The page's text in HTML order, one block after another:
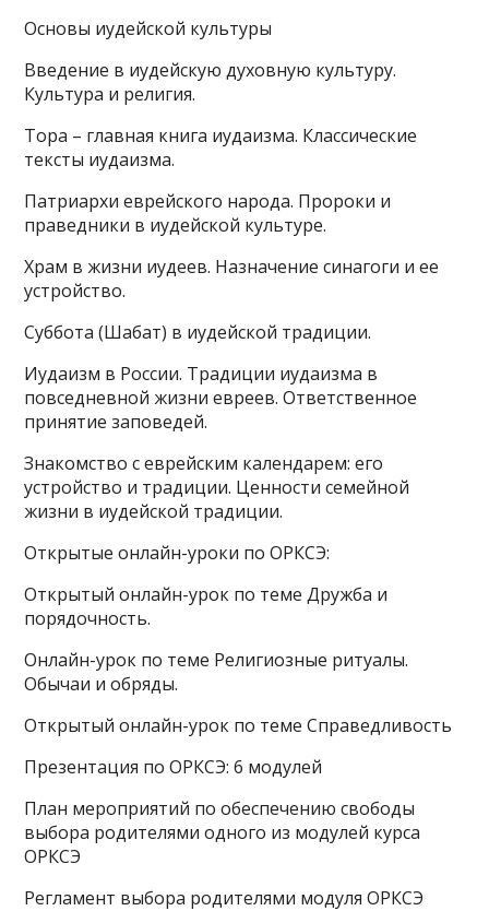
Основы иудейской культуры
Введение в иудейскую духовную культуру.
Культура и религия.
Тора – главная книга иудаизма. Классические
тексты иудаизма.
Патриархи еврейского народа. Пророки и
праведники в иудейской культуре.
Храм в жизни иудеев. Назначение синагоги и ее
устройство.
Суббота (Шабат) в иудейской традиции.
Иудаизм в России. Традиции иудаизма в
повседневной жизни евреев. Ответственное
принятие заповедей.
Знакомство с еврейским календарем: его
устройство и традиции. Ценности семейной
жизни в иудейской традиции.
Открытые онлайн-уроки по ОРКСЭ:
Открытый онлайн-урок по теме Дружба и
порядочность.
Онлайн-урок по теме Религиозные ритуалы.
Обычаи и обряды.
Открытый онлайн-урок по теме Справедливость
Презентация по ОРКСЭ: 6 модулей
План мероприятий по обеспечению свободы
выбора родителями одного из модулей курса
ОРКСЭ
Регламент выбора родителями модуля ОРКСЭ